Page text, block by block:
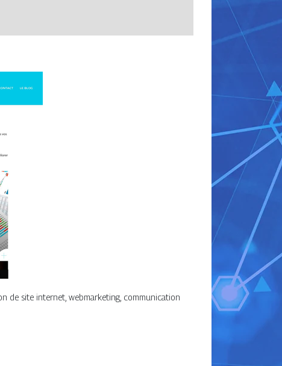
de site internet, webmarketing, communication